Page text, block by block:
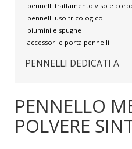
pennelli trattamento viso e
pennelli uso tricologico
piumini e spugne
accessori e porta pennelli
PENNELLI DEDICATI A
PENNELLO
POLVERE